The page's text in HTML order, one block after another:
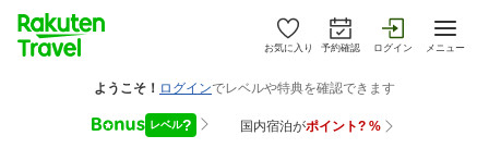
お気に入り 予約確認 ログイン メニュー